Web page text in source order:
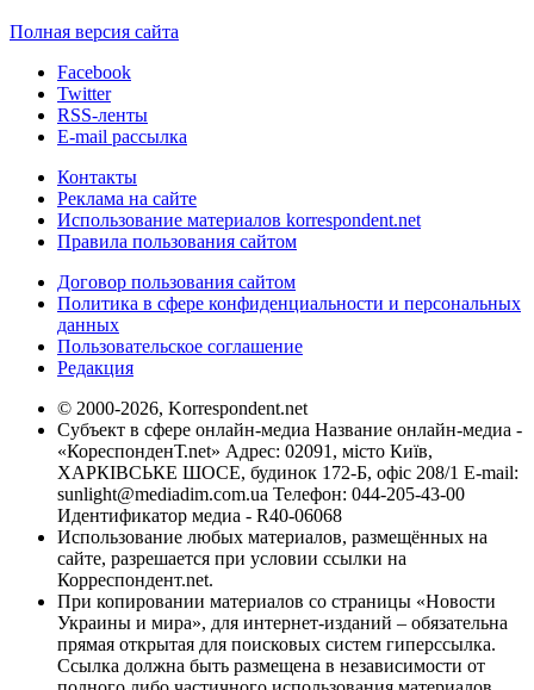
Полная версия сайта
Facebook
Twitter
RSS-ленты
E-mail рассылка
Контакты
Реклама на сайте
Использование материалов korrespondent.net
Правила пользования сайтом
Договор пользования сайтом
Политика в сфере конфиденциальности и персональных
данных
Пользовательское соглашение
Редакция
© 2000-2026, Korrespondent.net
Субъект в сфере онлайн-медиа Название онлайн-медиа -
«КореспонденТ.net» Адрес: 02091, місто Київ,
ХАРКІВСЬКЕ ШОСЕ, будинок 172-Б, офіс 208/1 E-mail:
sunlight@mediadim.com.ua Телефон: 044-205-43-00
Идентификатор медиа - R40-06068
Использование любых материалов, размещённых на
сайте, разрешается при условии ссылки на
Корреспондент.net.
При копировании материалов со страницы «Новости
Украины и мира», для интернет-изданий – обязательна
прямая открытая для поисковых систем гиперссылка.
Ссылка должна быть размещена в независимости от